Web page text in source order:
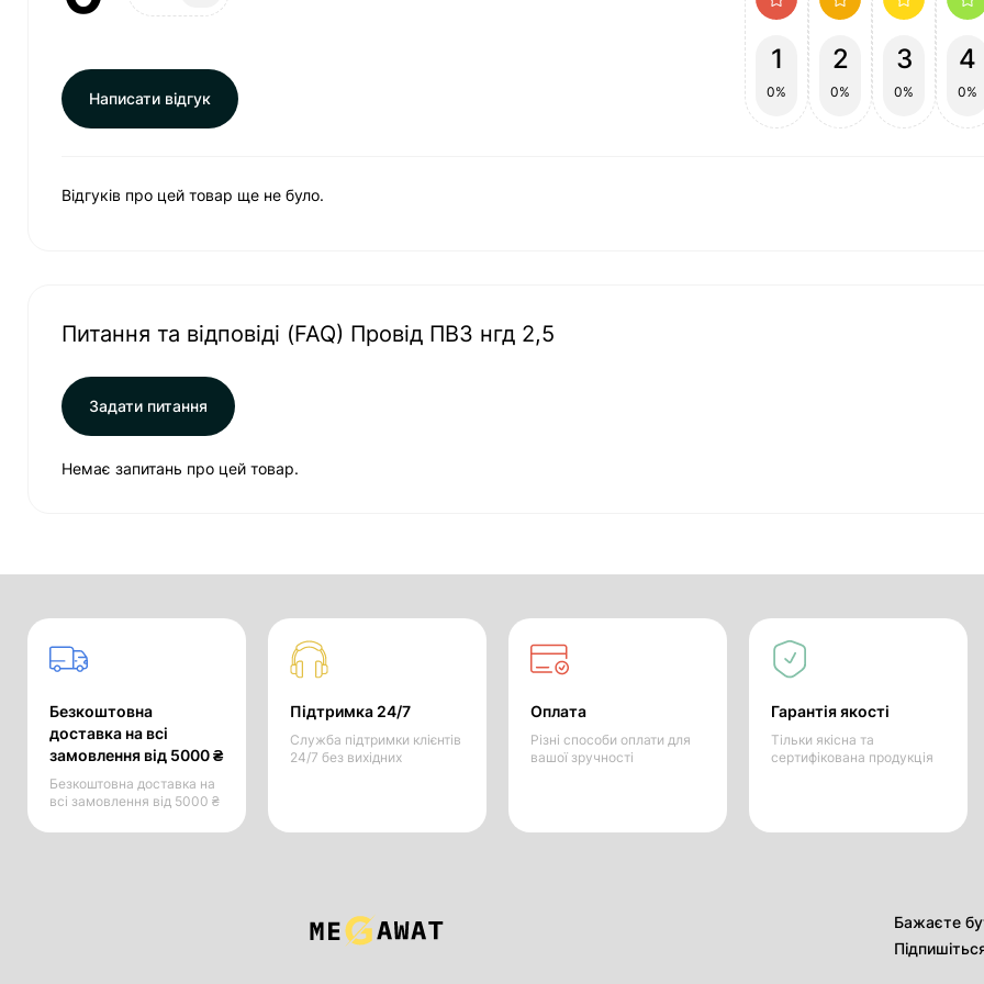
Написати відгук
1
0%
2
0%
3
0%
4
0%
Відгуків про цей товар ще не було.
Питання та відповіді (FAQ) Провід ПВ3 нгд 2,5
Задати питання
Немає запитань про цей товар.
Безкоштовна
доставка на всі
замовлення від 5000 ₴
Безкоштовна доставка на
всі замовлення від 5000 ₴
Підтримка 24/7
Служба підтримки клієнтів
24/7 без вихідних
Оплата
Різні способи оплати для
вашої зручності
Гарантія якості
Тільки якісна та
сертифікована продукція
Бажаєте